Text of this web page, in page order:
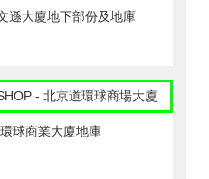
遜大廈地下部份及地庫
- 北京道環球商場大廈
球商業大廈地庫